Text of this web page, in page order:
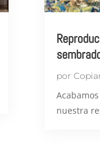
por
nuestra